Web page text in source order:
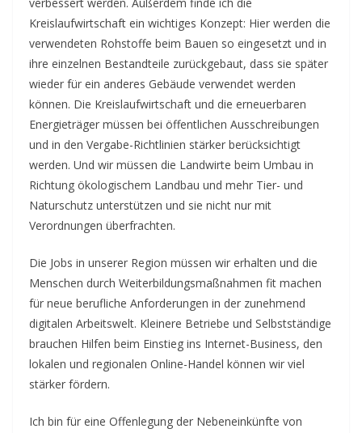
Kreislaufwirtschaft ein wichtiges Konzept: Hier werden die
verwendeten Rohstoffe beim Bauen so eingesetzt und in
ihre einzelnen Bestandteile zurückgebaut, dass sie später
wieder für ein anderes Gebäude verwendet werden
können. Die Kreislaufwirtschaft und die erneuerbaren
Energieträger müssen bei öffentlichen Ausschreibungen
und in den Vergabe-Richtlinien stärker berücksichtigt
werden. Und wir müssen die Landwirte beim Umbau in
Richtung ökologischem Landbau und mehr Tier- und
Naturschutz unterstützen und sie nicht nur mit
Verordnungen überfrachten.
Die Jobs in unserer Region müssen wir erhalten und die
Menschen durch Weiterbildungsmaßnahmen fit machen
für neue berufliche Anforderungen in der zunehmend
digitalen Arbeitswelt. Kleinere Betriebe und Selbstständige
brauchen Hilfen beim Einstieg ins Internet-Business, den
lokalen und regionalen Online-Handel können wir viel
stärker fördern.
Ich bin für eine Offenlegung der Nebeneinkünfte von